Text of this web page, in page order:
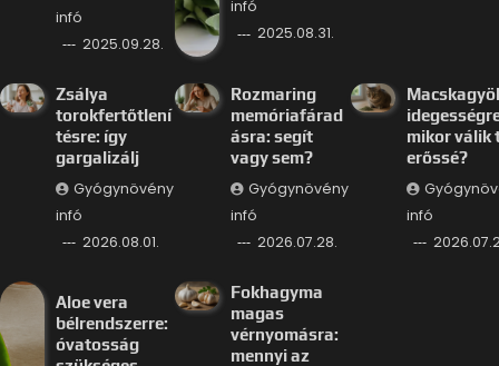
infó
2025.09.28.
infó
2025.08.31.
Zsálya
torokfertőtlení
tésre: így
gargalizálj
Gyógynövény
infó
2026.08.01.
Rozmaring
memóriafárad
ásra: segít
vagy sem?
Gyógynövény
infó
2026.07.28.
mikor válik
erőssé?
infó
Aloe vera
bélrendszerre:
óvatosság
Fokhagyma
magas
vérnyomásra:
mennyi az